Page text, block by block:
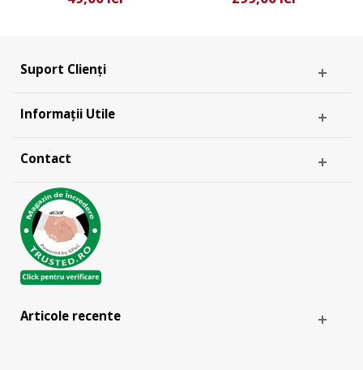
Suport Clienți
Informații Utile
Contact
Articole recente